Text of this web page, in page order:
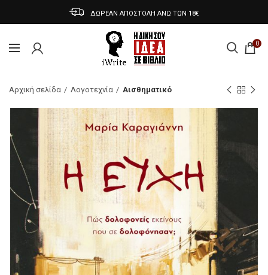
ΔΩΡΕΑΝ ΑΠΟΣΤΟΛΗ ΑΝΩ ΤΩΝ 18€
0
Αρχική σελίδα Λογοτεχνία Αισθηματικό